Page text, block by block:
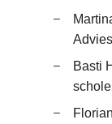
Basti